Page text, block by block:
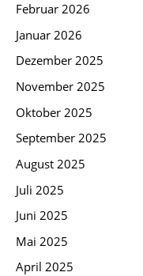
Februar 2026
Januar 2026
Dezember 2025
November 2025
Oktober 2025
September 2025
August 2025
Juli 2025
Juni 2025
Mai 2025
April 2025